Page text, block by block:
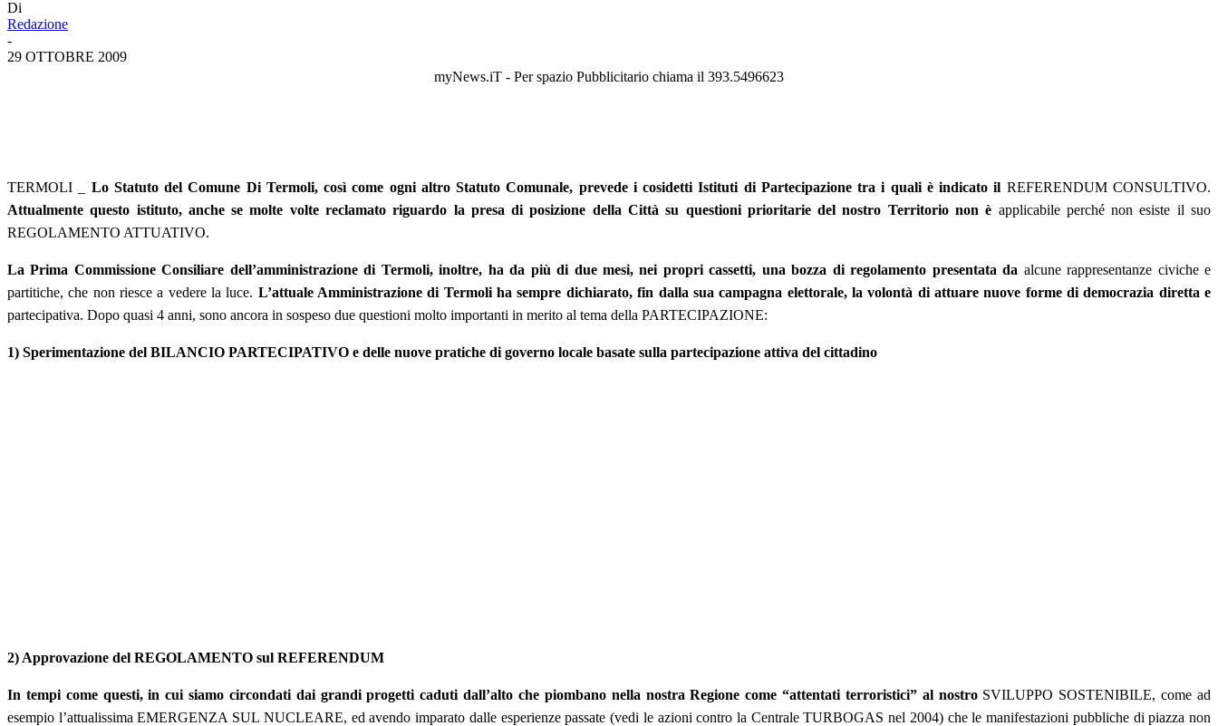
Di
Redazione
-
29 OTTOBRE 2009
myNews.iT - Per spazio Pubblicitario chiama il 393.5496623
TERMOLI _ Lo Statuto del Comune Di Termoli, così come ogni altro Statuto Comunale, prevede i cosidetti Istituti di Partecipazione tra i quali è indicato il REFERENDUM CONSULTIVO.
Attualmente questo istituto, anche se molte volte reclamato riguardo la presa di posizione della Città su questioni prioritarie del nostro Territorio non è applicabile perché non esiste il suo
REGOLAMENTO ATTUATIVO.
La Prima Commissione Consiliare dell’amministrazione di Termoli, inoltre, ha da più di due mesi, nei propri cassetti, una bozza di regolamento presentata da alcune rappresentanze civiche e
partitiche, che non riesce a vedere la luce. L’attuale Amministrazione di Termoli ha sempre dichiarato, fin dalla sua campagna elettorale, la volontà di attuare nuove forme di democrazia diretta e
partecipativa. Dopo quasi 4 anni, sono ancora in sospeso due questioni molto importanti in merito al tema della PARTECIPAZIONE:
1) Sperimentazione del BILANCIO PARTECIPATIVO e delle nuove pratiche di governo locale basate sulla partecipazione attiva del cittadino
2) Approvazione del REGOLAMENTO sul REFERENDUM
In tempi come questi, in cui siamo circondati dai grandi progetti caduti dall’alto che piombano nella nostra Regione come “attentati terroristici” al nostroSVILUPPO SOSTENIBILE, come ad
esempio l’attualissima EMERGENZA SUL NUCLEARE, ed avendo imparato dalle esperienze passate (vedi le azioni contro la Centrale TURBOGAS nel 2004) che le manifestazioni pubbliche di piazza non